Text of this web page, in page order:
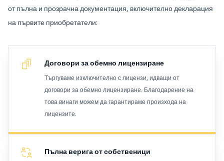
от пълна и прозрачна документация, включително декларация
на първите приобретатели:
Договори за обемно лицензиране
Търгуваме изключително с лицензи, идващи от
договори за обемно лицензиране. Благодарение на
това винаги можем да гарантираме произхода на
лицензите.
Пълна верига от собственици